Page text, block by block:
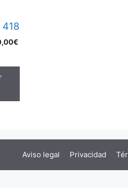
418
€Price
Aviso legal Privacidad